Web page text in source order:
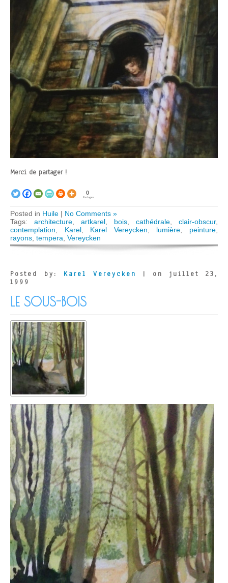
Merci de partager !
0
Partages
Posted in Huile | No Comments »
Tags: architecture artkarel bois cathédrale clair-obscur,
contemplation
Karel, Karel Vereycken lumière peinture
rayons tempera Vereycken
Posted by: Karel Vereycken
| on juillet 23,
1999
LE SOUS-BOIS